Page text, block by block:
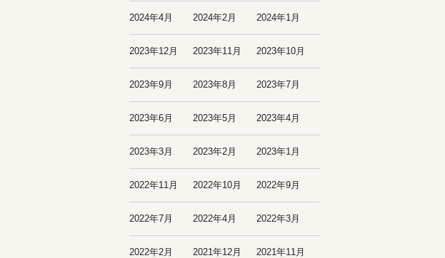
2024年4月 2024年2月 2024年1月
2023年12月 2023年11月 2023年10月
2023年9月 2023年8月 2023年7月
2023年6月 2023年5月 2023年4月
2023年3月 2023年2月 2023年1月
2022年11月 2022年10月 2022年9月
2022年7月 2022年4月 2022年3月
2022年2月 2021年12月 2021年11月